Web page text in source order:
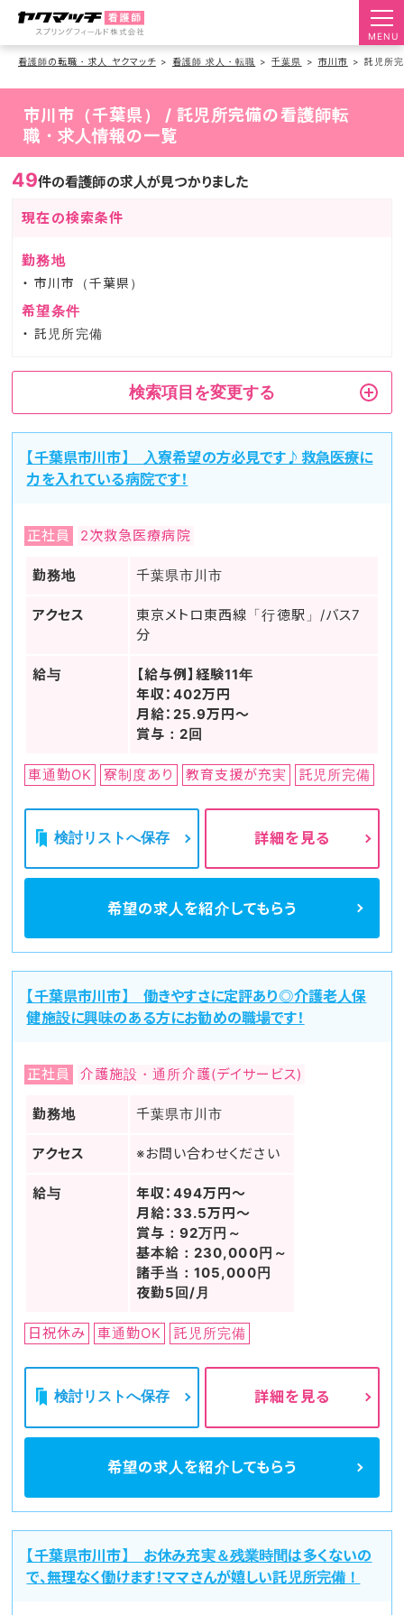
MENU
看護師の転職・求人 ヤクマッチ 看護師 求人・転職 千葉県 市川市 託児所
市川市（千葉県） / 託児所完備の看護師転
職・求人情報の一覧
49件の看護師の求人が見つかりました
現在の検索条件
勤務地
市川市（千葉県）
希望条件
託児所完備
検索項目を変更する
【千葉県市川市】 入寮希望の方必見です♪救急医療に
力を入れている病院です！
正社員 2次救急医療病院
勤務地 千葉県市川市
アクセス
東京メトロ東西線「行徳駅」/バス7
分
給与
【給与例】経験11年
年収：402万円
月給：25.9万円～
賞与：2回
車通勤OK 寮制度あり 教育支援が充実 託児所完備
検討リストへ保存 詳細を見る
希望の求人を紹介してもらう
【千葉県市川市】 働きやすさに定評あり◎介護老人保
健施設に興味のある方にお勧めの職場です！
正社員 介護施設・通所介護(デイサービス)
勤務地 千葉県市川市
アクセス ※お問い合わせください
給与
年収：494万円～
月給：33.5万円～
賞与：92万円～
基本給：230,000円～
諸手当：105,000円
夜勤5回/月
日祝休み 車通勤OK 託児所完備
検討リストへ保存 詳細を見る
希望の求人を紹介してもらう
【千葉県市川市】 お休み充実＆残業時間は多くないの
で、無理なく働けます！ママさんが嬉しい託児所完備！